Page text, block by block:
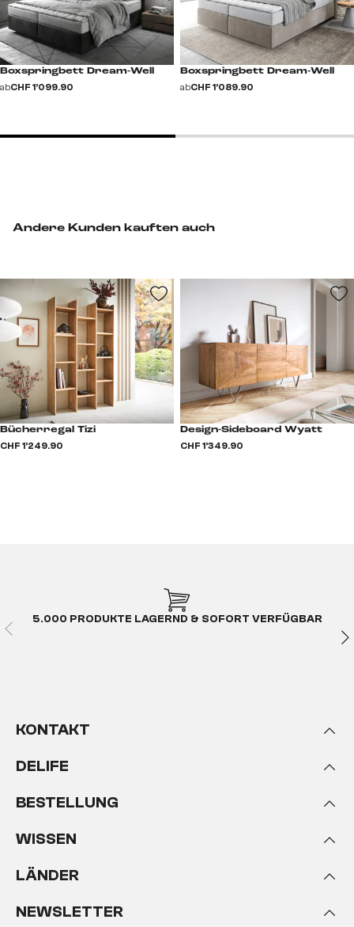
Andere Kunden kauften auch
Bücherregal Tizi
CHF 1’249.90
Design-Sideboard Wyatt
CHF 1’349.90
Boxspringbett Dream-Well
abCHF 1’099.90
Boxspringbett Dream-Well
abCHF 1’089.90
5.000 PRODUKTE LAGERND & SOFORT VERFÜGBAR
KONTAKT
DELIFE
BESTELLUNG
WISSEN
LÄNDER
NEWSLETTER